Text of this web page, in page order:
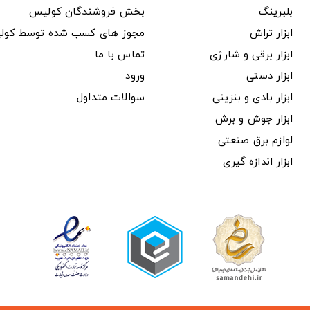
بلبرینگ
ابزار تراش
ابزار برقی و شارژی
ابزار دستی
ابزار بادی و بنزینی
ابزار جوش و برش
لوازم برق صنعتی
ابزار اندازه گیری
بخش فروشندگان کولیس
مجوز های کسب شده توسط
تماس با ما
ورود
سوالات متداول